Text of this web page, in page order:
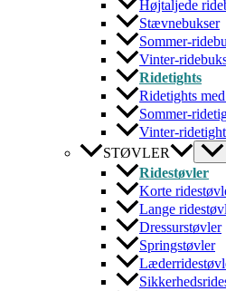
Højtaljede
Stævnebukser
Sommer-
Vinter-
Ridetights
Ridetights
Sommer-
Vinter-
STØVLER
Ridestøvler
Korte
Lange
Dressurstøvler
Springstøvler